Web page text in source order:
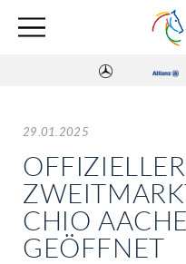
29.01.2025
CHIO
GEÖFFNET